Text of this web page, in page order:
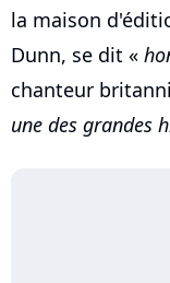
la maison
Dunn, se dit «
chanteur
une des grandes